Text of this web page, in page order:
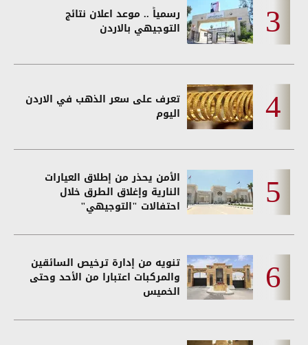
رسمياً .. موعد اعلان نتائج
التوجيهي بالاردن
تعرف على سعر الذهب في الاردن
اليوم
الأمن يحذر من إطلاق العيارات
النارية وإغلاق الطرق خلال
احتفالات "التوجيهي"
تنويه من إدارة ترخيص السائقين
والمركبات اعتبارا من الأحد وحتى
الخميس